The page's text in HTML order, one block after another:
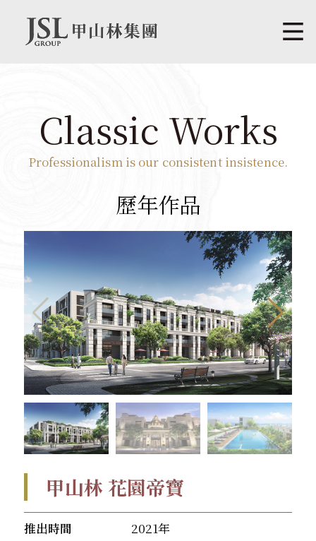
Professionalism is our consistent insistence.
Classic Works
歷年作品
甲山林 花園帝寶
推出時間
2021年